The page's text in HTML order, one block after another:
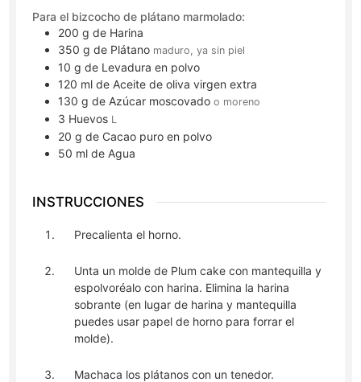
Para el bizcocho de plátano marmolado:
200 g de Harina
350 g de Plátano maduro, ya sin piel
10 g de Levadura en polvo
120 ml de Aceite de oliva virgen extra
130 g de Azúcar moscovadoo moreno
3 Huevos L
20 g de Cacao puro en polvo
50 ml de Agua
INSTRUCCIONES
Precalienta el horno.
Unta un molde de Plum cake con mantequilla y
espolvoréalo con harina. Elimina la harina
sobrante (en lugar de harina y mantequilla
puedes usar papel de horno para forrar el
molde).
Machaca los plátanos con un tenedor.